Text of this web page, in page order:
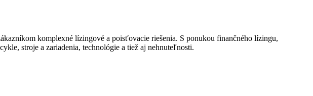
komplexné lízingové a poisťovacie riešenia. S ponukou finančného lízingu,
stroje a zariadenia, technológie a tiež aj nehnuteľnosti.